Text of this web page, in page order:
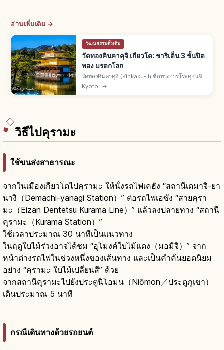
อ่านเพิ่มเติม →
วัฒนธรรมดั้งเดิม
วัดทองคินคาคุจิ เกียวโต: ชาริเด็น 3 ชั้นปิด
ทอง มรดกโลก
วัดทองคินคาคุจิ (Kinkaku-ji) ชื่อทางการโระคุอนจิ
คือวัดเขตคิตะเกียวโต ชาริเด็น 3 ชั้นปิดทองคำเปลว
สร้างโดยอาชิคางะ โยชิมิตสึยุคมุโรมาจิ มรดกโลกยู
Kyoto →
วิธีไปคุรามะ
ใช้ขนส่งสาธารณะ
จากในเมืองเกียวโตไปคุรามะ ให้นั่งรถไฟเคฮัง “สถานีเดมาจิ-ยา
นางิ（Demachi-yanagi Station）” ต่อรถไฟเอซัง “สายคุรา
มะ（Eizan Dentetsu Kurama Line）” แล้วลงปลายทาง “สถานี
คุรามะ（Kurama Station）”
ใช้เวลาประมาณ 30 นาทีเป็นแนวทาง
ในฤดูใบไม้ร่วงอาจได้ชม “อุโมงค์ใบไม้แดง（มอมิจิ）” จาก
หน้าต่างรถไฟในช่วงหนึ่งของเส้นทาง และเป็นคำค้นยอดนิยม
อย่าง “คุรามะ ใบไม้เปลี่ยนสี” ด้วย
จากสถานีคุรามะไปยังประตูนิโอมน（Niōmon／ประตูภูเขา）
เดินประมาณ 5 นาที
กรณีเดินทางด้วยรถยนต์